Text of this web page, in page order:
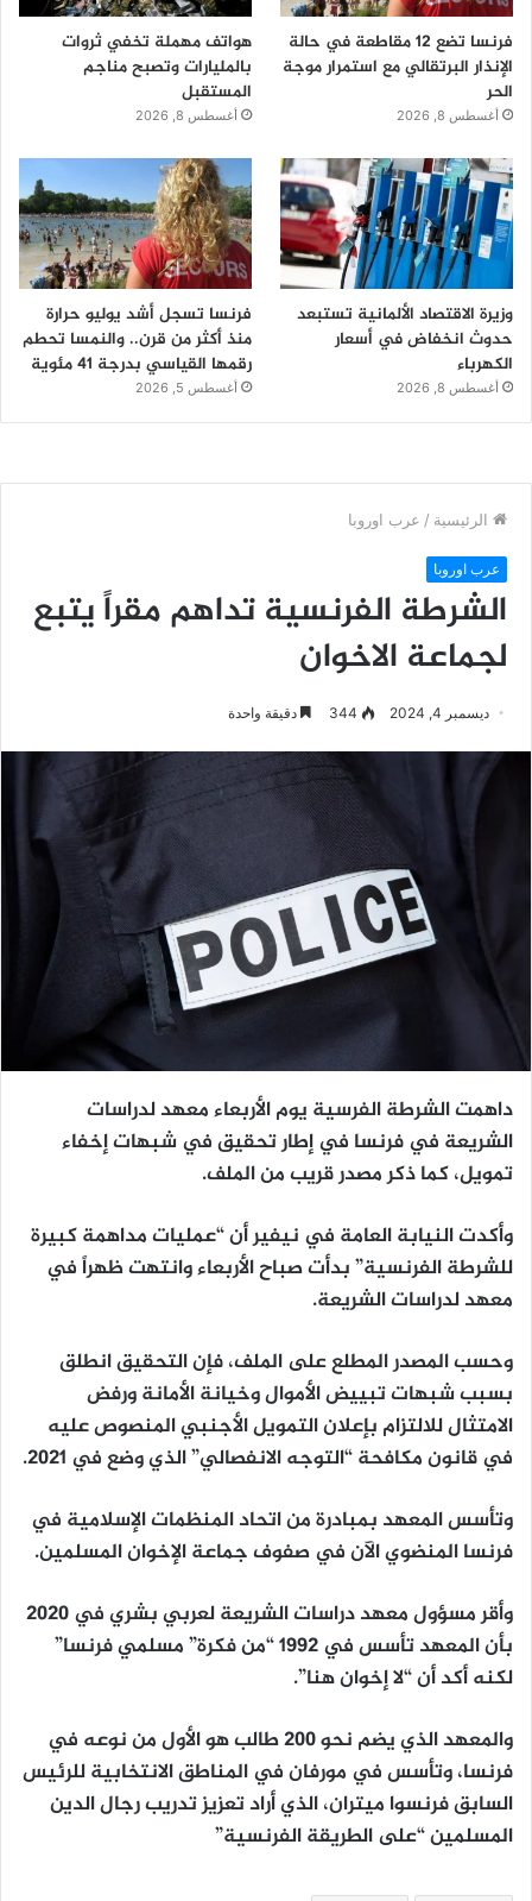
فرنسا تضع 12 مقاطعة في حالة
الإنذار البرتقالي مع استمرار موجة
الحر
أغسطس 8, 2026
هواتف مهملة تخفي ثروات
بالمليارات وتصبح مناجم
المستقبل
أغسطس 8, 2026
وزيرة الاقتصاد الألمانية تستبعد
حدوث انخفاض في أسعار
الكهرباء
أغسطس 8, 2026
فرنسا تسجل أشد يوليو حرارة
منذ أكثر من قرن.. والنمسا تحطم
رقمها القياسي بدرجة 41 مئوية
أغسطس 5, 2026